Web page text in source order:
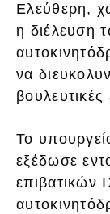
Ελεύθερη,
η διέλευση
να
Το
εξέδωσε
επιβατικών